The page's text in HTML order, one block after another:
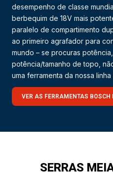
desempenho de classe
berbequim de 18V mais
paralelo de compartimento
ao primeiro agrafador para
mundo – se procuras
potência/tamanho de topo,
uma ferramenta da nossa linha
VER AS FERRAMENTAS BOSCH
SERRAS